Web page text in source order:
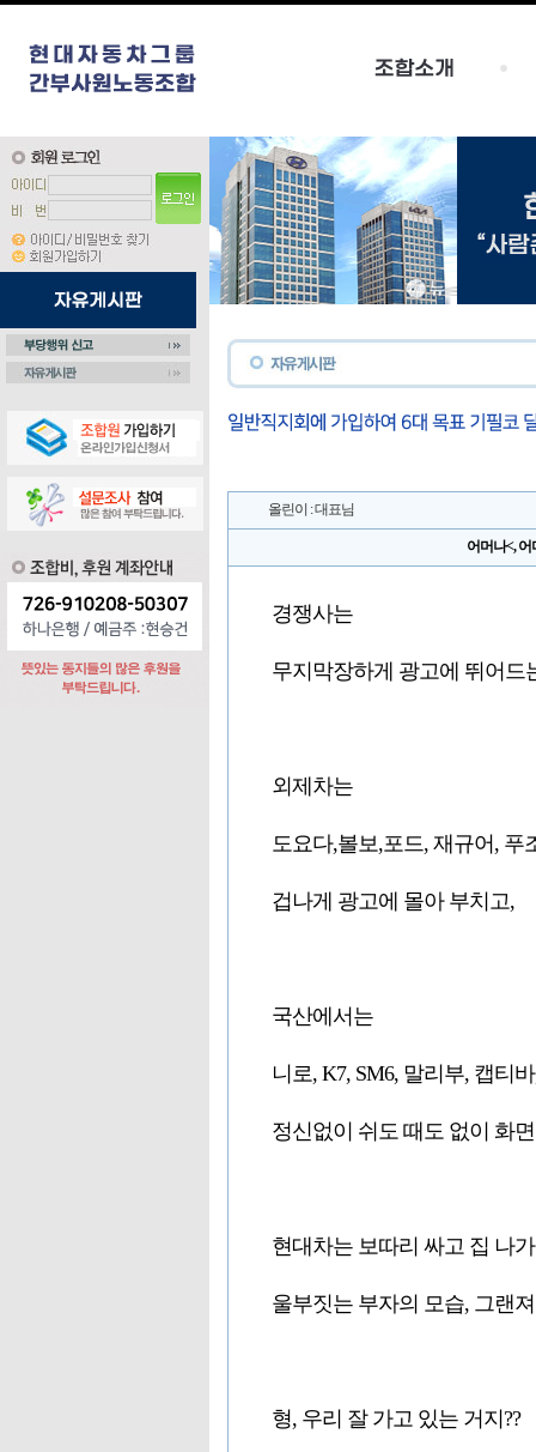
올린이 : 대표님
어머나<,
경쟁사는
무지막장하게 광고에 뛰어드
외제차는
도요다,볼보,포드, 재규어, 푸
겁나게 광고에 몰아 부치고,
국산에서는
니로, K7, SM6, 말리부, 캡티
정신없이 쉬도 때도 없이 화
현대차는 보따리 싸고 집 나
울부짓는 부자의 모습, 그랜
형, 우리 잘 가고 있는 거지??